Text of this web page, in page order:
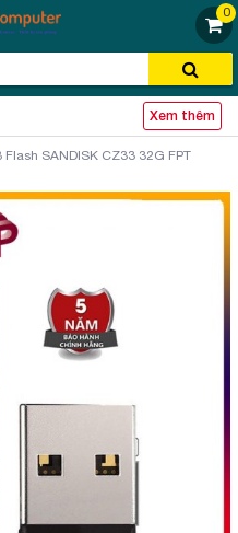
0
Xem thêm
Flash SANDISK CZ33 32G FPT